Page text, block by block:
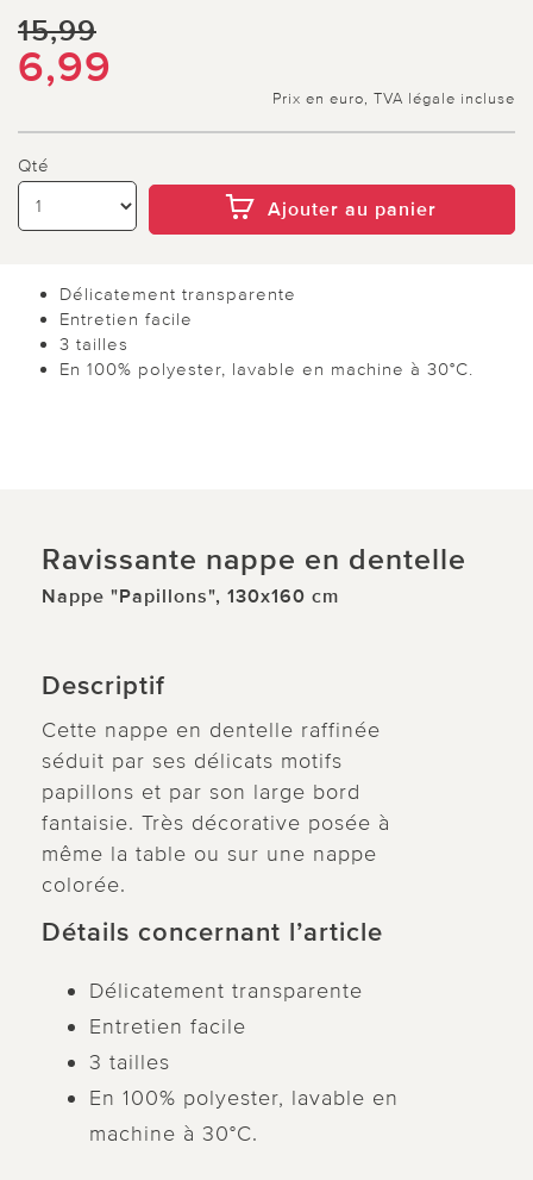
15,99
6,99
Prix en euro, TVA légale incluse
Qté
Ajouter au panier
Délicatement transparente
Entretien facile
3 tailles
En 100% polyester, lavable en machine à 30°C.
Ravissante nappe en dentelle
Nappe "Papillons", 130x160 cm
Descriptif
Cette nappe en dentelle raffinée
séduit par ses délicats motifs
papillons et par son large bord
fantaisie. Très décorative posée à
même la table ou sur une nappe
colorée.
Détails concernant l’article
Délicatement transparente
Entretien facile
3 tailles
En 100% polyester, lavable en
machine à 30°C.